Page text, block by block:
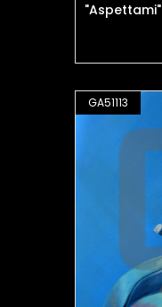
"Aspettami"
GA51113